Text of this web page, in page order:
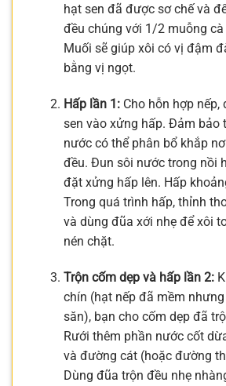
hạt sen đã được sơ chế và
đều chúng với 1/2 muỗng cà
Muối sẽ giúp xôi có vị đậm
bằng vị ngọt.
Hấp lần 1:Cho hỗn hợp nếp,
sen vào xửng hấp. Đảm bảo
nước có thể phân bổ khắp
đều. Đun sôi nước trong nồi
đặt xửng hấp lên. Hấp
Trong quá trình hấp, thỉnh
và dùng đũa xới nhẹ để xôi
nén chặt.
Trộn cốm dẹp và hấp lần 2:
chín (hạt nếp đã mềm
săn), bạn cho cốm dẹp đã
Rưới thêm phần nước cốt
và đường cát (hoặc đường
Dùng đũa trộn đều nhẹ